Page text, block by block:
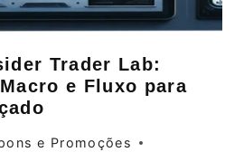
Trader Lab:
e Fluxo para
e Promoções